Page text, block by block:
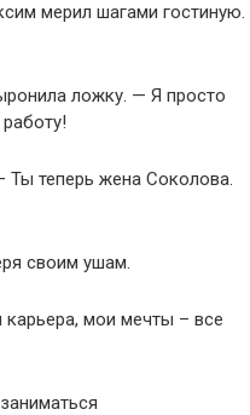
мерил шагами гостиную.
ложку. — Я просто
теперь жена Соколова.
своим ушам.
мои мечты – все